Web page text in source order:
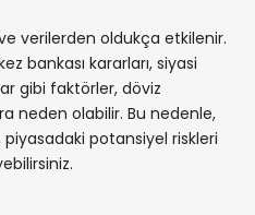
verilerden oldukça etkilenir.
bankası kararları, siyasi
gibi faktörler, döviz
neden olabilir. Bu nedenle,
potansiyel riskleri